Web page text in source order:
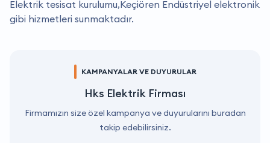
Elektrik tesisat kurulumu,Keçiören Endüstriyel elektronik
gibi hizmetleri sunmaktadır.
KAMPANYALAR VE DUYURULAR
Hks Elektrik Firması
Firmamızın size özel kampanya ve duyurularını buradan
takip edebilirsiniz.